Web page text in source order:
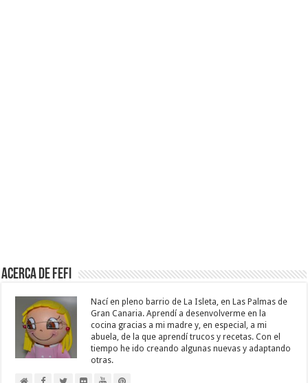
Acerca de Fefi
Nací en pleno barrio de La Isleta, en Las Palmas de
Gran Canaria. Aprendí a desenvolverme en la
cocina gracias a mi madre y, en especial, a mi
abuela, de la que aprendí trucos y recetas. Con el
tiempo he ido creando algunas nuevas y adaptando
otras.